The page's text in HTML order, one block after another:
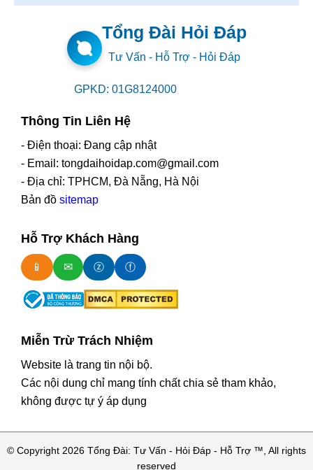
Tổng Đài Hỏi Đáp
Tư Vấn - Hỗ Trợ - Hỏi Đáp
GPKD: 01G8124000
Thông Tin Liên Hệ
- Điện thoại: Đang cập nhật
- Email: tongdaihoidap.com@gmail.com
- Địa chỉ: TPHCM, Đà Nẵng, Hà Nội
Bản đồ sitemap
Hỗ Trợ Khách Hàng
📱 ✉ ⓩ ⓕ
Miễn Trừ Trách Nhiệm
Website là trang tin nội bộ.
Các nội dung chỉ mang tính chất chia sẻ tham khảo,
không được tự ý áp dụng
© Copyright 2026 Tổng Đài: Tư Vấn - Hỏi Đáp - Hỗ Trợ ™, All rights
reserved